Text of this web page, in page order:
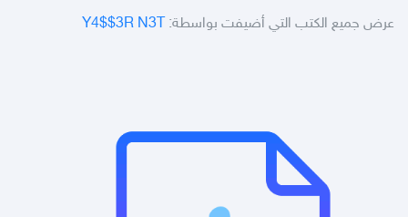
عرض جميع الكتب التي أضيفت بواسطة: Y4$$3R N3T